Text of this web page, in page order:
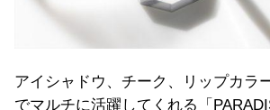
アイシャドウ、チーク、リップカラ
でマルチに活躍してくれる「